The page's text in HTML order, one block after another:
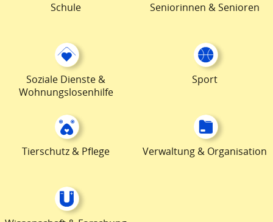
Schule Seniorinnen & Senioren
Soziale Dienste &
Wohnungslosenhilfe
Sport
Tierschutz & Pflege Verwaltung & Organisation